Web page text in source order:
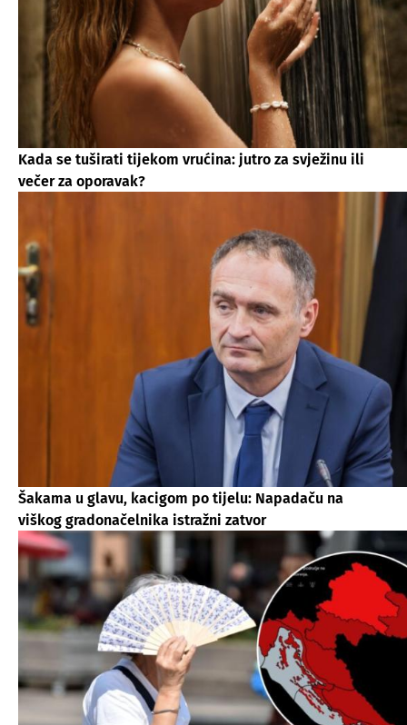
Kada se tuširati tijekom vrućina: jutro za svježinu ili
večer za oporavak?
Šakama u glavu, kacigom po tijelu: Napadaču na
viškog gradonačelnika istražni zatvor